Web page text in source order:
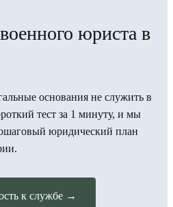
юриста в
основания не служить в
тест за 1 минуту, и мы
юридический план
к службе →